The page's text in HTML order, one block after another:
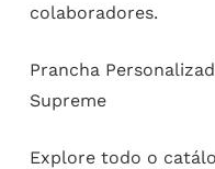
colaboradores.
Prancha
Supreme
Explore todo o